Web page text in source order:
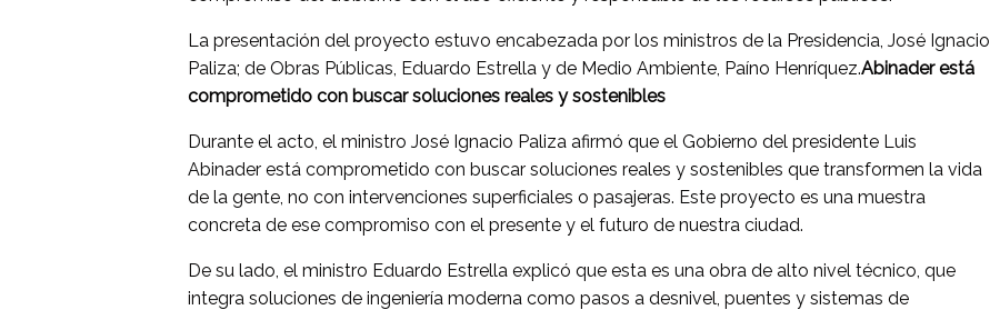
La presentación del proyecto estuvo encabezada por los ministros de la Presidencia, José Ignacio
Paliza; de Obras Públicas, Eduardo Estrella y de Medio Ambiente, Paíno Henríquez.Abinader está
comprometido con buscar soluciones reales y sostenibles
Durante el acto, el ministro José Ignacio Paliza afirmó que el Gobierno del presidente Luis
Abinader está comprometido con buscar soluciones reales y sostenibles que transformen la vida
de la gente, no con intervenciones superficiales o pasajeras. Este proyecto es una muestra
concreta de ese compromiso con el presente y el futuro de nuestra ciudad.
De su lado, el ministro Eduardo Estrella explicó que esta es una obra de alto nivel técnico, que
integra soluciones de ingeniería moderna como pasos a desnivel, puentes y sistemas de